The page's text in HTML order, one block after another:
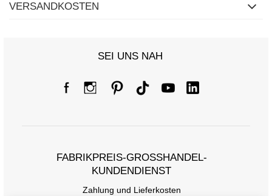
VERSANDKOSTEN
SEI UNS NAH
FABRIKPREIS-GROSSHANDEL-K
UNDENDIENST
Zahlung und Lieferkosten